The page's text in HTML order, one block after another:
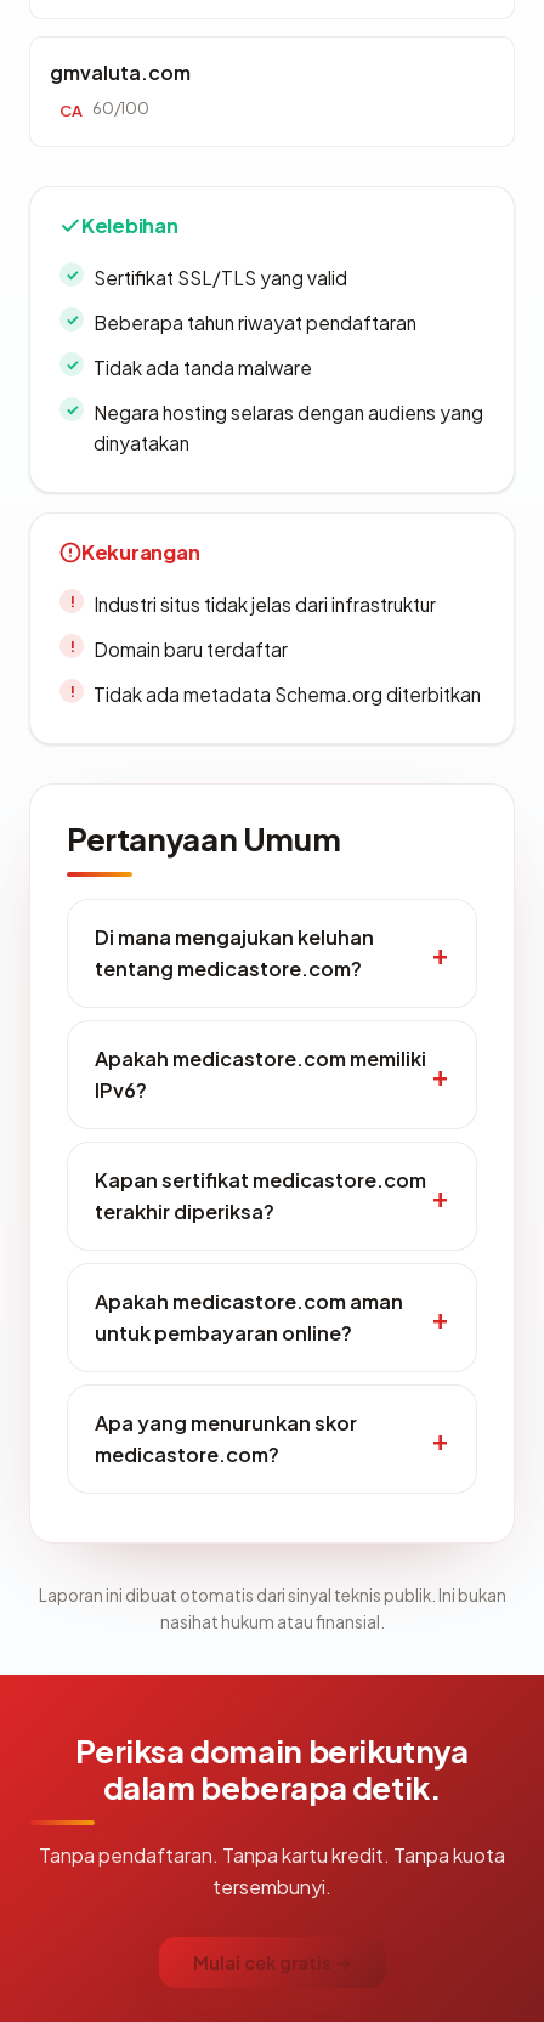
gmvaluta.com
CA 60/100
Kelebihan
Sertifikat SSL/TLS yang valid
Beberapa tahun riwayat pendaftaran
Tidak ada tanda malware
Negara hosting selaras dengan audiens yang
dinyatakan
Kekurangan
Industri situs tidak jelas dari infrastruktur
Domain baru terdaftar
Tidak ada metadata Schema.org diterbitkan
Pertanyaan Umum
Di mana mengajukan keluhan
tentang medicastore.com?
Apakah medicastore.com memiliki
IPv6?
Kapan sertifikat medicastore.com
terakhir diperiksa?
Apakah medicastore.com aman
untuk pembayaran online?
Apa yang menurunkan skor
medicastore.com?
Laporan ini dibuat otomatis dari sinyal teknis publik. Ini bukan
nasihat hukum atau finansial.
Periksa domain berikutnya
dalam beberapa detik.
Tanpa pendaftaran. Tanpa kartu kredit. Tanpa kuota
tersembunyi.
Mulai cek gratis →